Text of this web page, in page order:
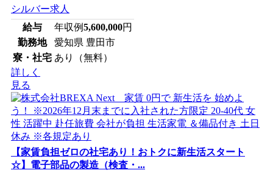
シルバー求人
給与
年収例5,600,000円
勤務地
愛知県 豊田市
寮・社宅 あり（無料）
詳しく
見る
【家賃負担ゼロの社宅あり！おトクに新生活スタート
☆】電子部品の製造（検査・...